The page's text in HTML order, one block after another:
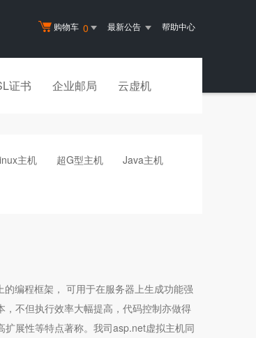
购物车 0 最新公告 帮助中心
证书 企业邮局 云虚机
主机 超G型主机 Java主机
编程框架， 可用于在服务器上生成功能强
不但执行效率大幅提高，代码控制亦做得
扩展性等特点著称。我司asp.net虚拟主机同